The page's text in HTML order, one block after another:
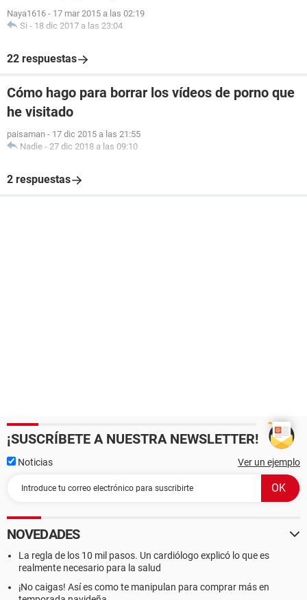
Naya1616 - 17 mar 2015 a las 02:19
Si - 18 dic 2017 a las 23:04
22 respuestas
Cómo hago para borrar los vídeos de porno que
he visitado
paisaman - 17 dic 2015 a las 21:55
Nadie - 27 dic 2018 a las 09:10
2 respuestas
¡SUSCRÍBETE A NUESTRA NEWSLETTER!
Noticias Ver un ejemplo
NOVEDADES
La regla de los 10 mil pasos. Un cardiólogo explicó lo que es
realmente necesario para la salud
¡No caigas! Así es como te manipulan para comprar más en